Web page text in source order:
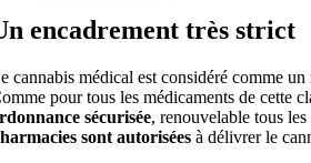
encadrement très strict
cannabis médical est considéré comme un
pour tous les médicaments de cette
sécurisée, renouvelable tous
sont autoriséesà délivrer le